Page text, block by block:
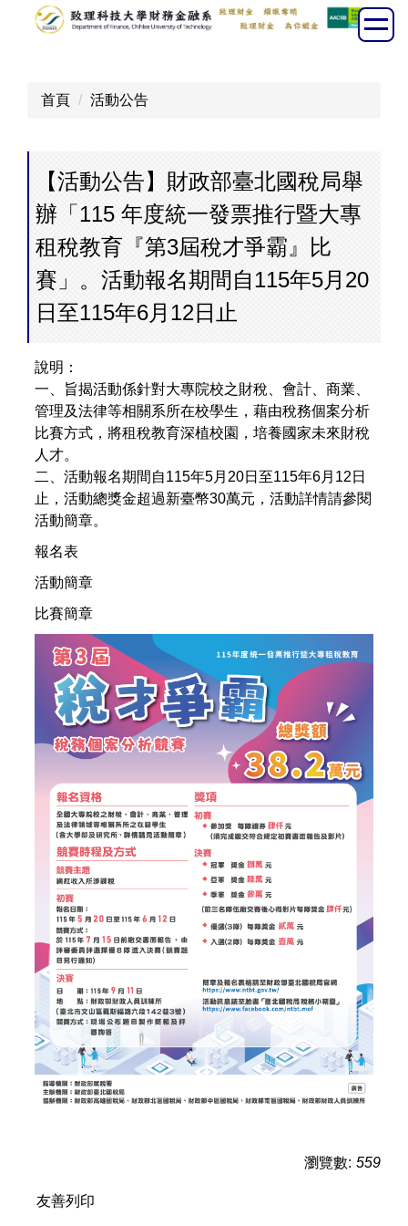
首頁 活動公告
【活動公告】​財政部臺北國稅局舉
辦「115 年度統一發票推行暨大專
租稅教育『第3屆稅才爭霸』比
賽」。活動報名期間自115年5月20
日至115年6月12日止
說明：​
一、旨揭活動係針對大專院校之財稅、會計、商業、
管理及法律等相關系所在校學生，藉由稅務個案分析
比賽方式，將租稅教育深植校園，培養國家未來財稅
人才。
二、活動報名期間自115年5月20日至115年6月12日
止，活動總獎金超過新臺幣30萬元，活動詳情請參閱
活動簡章。
報名表
活動簡章
比賽簡章
瀏覽數: 559
友善列印